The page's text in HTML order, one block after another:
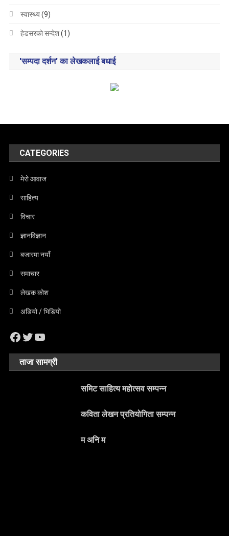
स्वास्थ्य(9)
हेडसरकाे सन्देश(1)
'सम्पदा दर्शन' का लेखकलाई बधाई
CATEGORIES
मेरो आवाज
साहित्य
विचार
ज्ञानविज्ञान
बजारमा नयाँ
समाचार
लेखक कोश
अडियो / भिडियो
Facebook
Twitter
YouTube
ताजा सामग्री
समिट साहित्य महोत्सव सम्पन्न
कविता लेखन प्रतियोगिता सम्पन्न
म अनि म